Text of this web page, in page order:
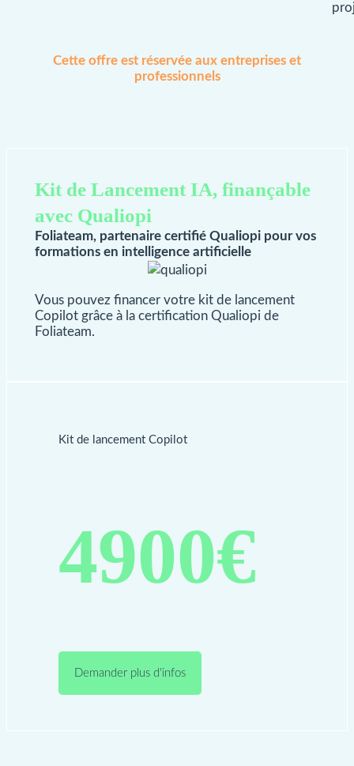
Cette offre est réservée aux entreprises et
professionnels
Kit de Lancement IA, finançable
avec Qualiopi
Foliateam, partenaire certifié Qualiopi pour vos
formations en intelligence artificielle
Vous pouvez financer votre kit de lancement
Copilot grâce à la certification Qualiopi de
Foliateam.
Kit de lancement Copilot
4900€
Demander plus d'infos